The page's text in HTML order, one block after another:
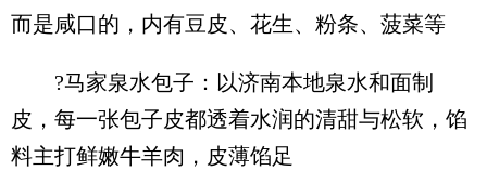
而是咸口的，内有豆皮、花生、粉条、菠菜等
?马家泉水包子：以济南本地泉水和面制
皮，每一张包子皮都透着水润的清甜与松软，馅
料主打鲜嫩牛羊肉，皮薄馅足